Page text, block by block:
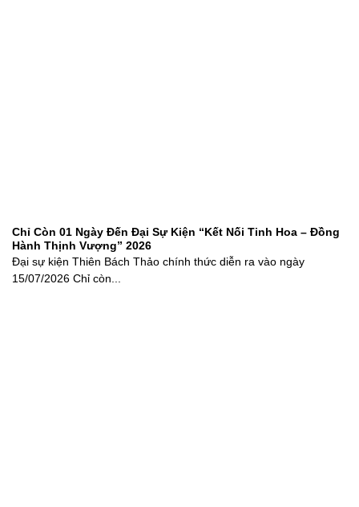
Chỉ Còn 01 Ngày Đến Đại Sự Kiện “Kết Nối Tinh Hoa – Đồng
Hành Thịnh Vượng” 2026
Đại sự kiện Thiên Bách Thảo chính thức diễn ra vào ngày
15/07/2026 Chỉ còn...